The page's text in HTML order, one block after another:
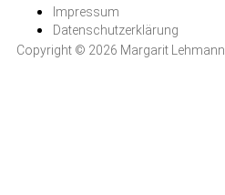
Impressum
Datenschutzerklärung
Copyright © 2026 Margarit Lehmann